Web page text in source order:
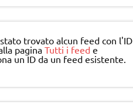
trovato alcun feed con l'ID
paginaTutti i feed e
un ID da un feed esistente.